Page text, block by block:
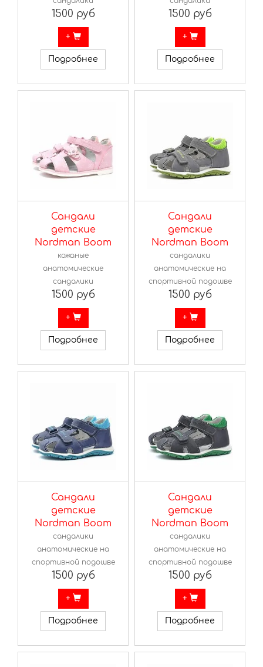
1500 руб
+
Подробнее
1500 руб
+
Подробнее
Сандали
детские
Nordman Boom
кожаные
анатомические
сандалики
1500 руб
+
Подробнее
Сандали
детские
Nordman Boom
сандалики
анатомические на
спортивной подошве
1500 руб
+
Подробнее
Сандали
детские
Nordman Boom
сандалики
анатомические на
спортивной подошве
1500 руб
+
Подробнее
Сандали
детские
Nordman Boom
сандалики
анатомические на
спортивной подошве
1500 руб
+
Подробнее